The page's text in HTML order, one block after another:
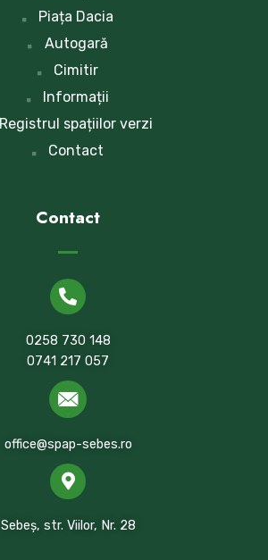
Piața Dacia
Autogară
Cimitir
Informații
Registrul spațiilor verzi
Contact
Contact
0258 730 148
0741 217 057
office@spap-sebes.ro
Sebeș, str. Viilor, Nr. 28